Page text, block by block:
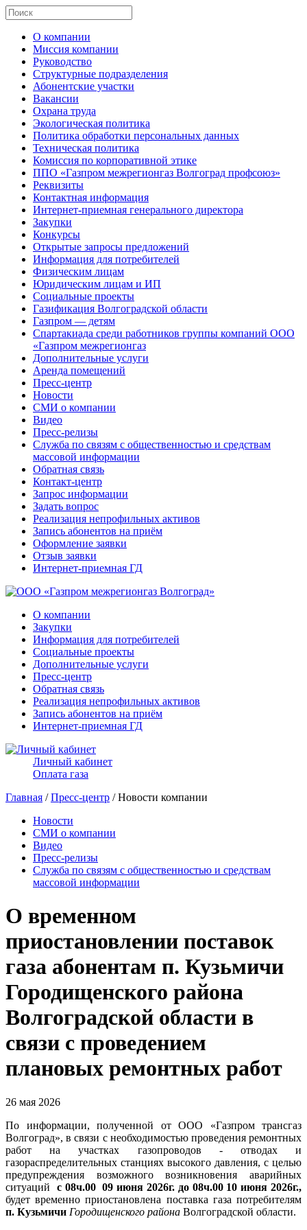
О компании
Миссия компании
Руководство
Структурные подразделения
Абонентские участки
Вакансии
Охрана труда
Экологическая политика
Политика обработки персональных данных
Техническая политика
Комиссия по корпоративной этике
ППО «Газпром межрегионгаз Волгоград профсоюз»
Реквизиты
Контактная информация
Интернет-приемная генерального директора
Закупки
Конкурсы
Открытые запросы предложений
Информация для потребителей
Физическим лицам
Юридическим лицам и ИП
Социальные проекты
Газификация Волгоградской области
Газпром — детям
Спартакиада среди работников группы компаний ООО
«Газпром межрегионгаз
Дополнительные услуги
Аренда помещений
Пресс-центр
Новости
СМИ о компании
Видео
Пресс-релизы
Служба по связям с общественностью и средствам
массовой информации
Обратная связь
Контакт-центр
Запрос информации
Задать вопрос
Реализация непрофильных активов
Запись абонентов на приём
Оформление заявки
Отзыв заявки
Интернет-приемная ГД
О компании
Закупки
Информация для потребителей
Социальные проекты
Дополнительные услуги
Пресс-центр
Обратная связь
Реализация непрофильных активов
Запись абонентов на приём
Интернет-приемная ГД
Личный кабинет
Оплата газа
Главная /Пресс-центр / Новости компании
Новости
СМИ о компании
Видео
Пресс-релизы
Служба по связям с общественностью и средствам
массовой информации
О временном
приостановлении поставок
газа абонентам п. Кузьмичи
Городищенского района
Волгоградской области в
связи с проведением
плановых ремонтных работ
26 мая 2026
По информации, полученной от ООО «Газпром трансгаз
Волгоград», в связи с необходимостью проведения ремонтных
работ на участках газопроводов - отводах и
газораспределительных станциях высокого давления, с целью
предупреждения возможного возникновения аварийных
ситуаций с 08ч.00 09 июня 2026г. до 08ч.00 10 июня 2026г.,
будет временно приостановлена поставка газа потребителям
п. Кузьмичи Городищенского района Волгоградской области.